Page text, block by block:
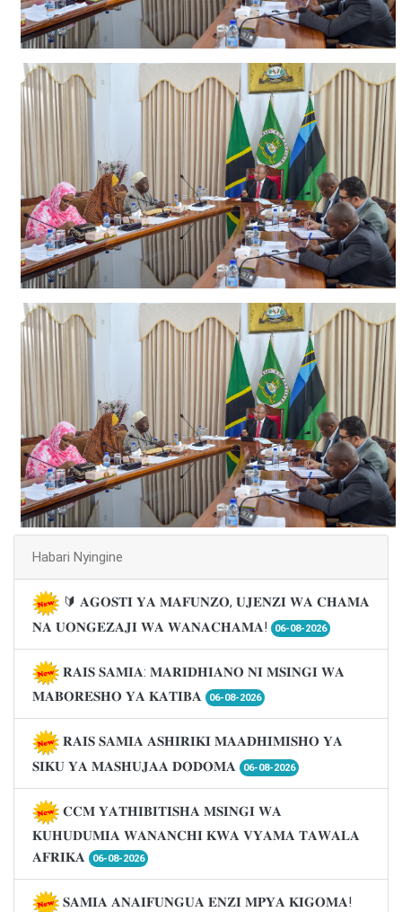
Habari Nyingine
🔰 𝐀𝐆𝐎𝐒𝐓𝐈 𝐘𝐀 𝐌𝐀𝐅𝐔𝐍𝐙𝐎, 𝐔𝐉𝐄𝐍𝐙𝐈 𝐖𝐀 𝐂𝐇𝐀𝐌𝐀
𝐍𝐀 𝐔𝐎𝐍𝐆𝐄𝐙𝐀𝐉𝐈 𝐖𝐀 𝐖𝐀𝐍𝐀𝐂𝐇𝐀𝐌𝐀!
06-08-2026
𝐑𝐀𝐈𝐒 𝐒𝐀𝐌𝐈𝐀: 𝐌𝐀𝐑𝐈𝐃𝐇𝐈𝐀𝐍𝐎 𝐍𝐈 𝐌𝐒𝐈𝐍𝐆𝐈 𝐖𝐀
𝐌𝐀𝐁𝐎𝐑𝐄𝐒𝐇𝐎 𝐘𝐀 𝐊𝐀𝐓𝐈𝐁𝐀
06-08-2026
𝐑𝐀𝐈𝐒 𝐒𝐀𝐌𝐈𝐀 𝐀𝐒𝐇𝐈𝐑𝐈𝐊𝐈 𝐌𝐀𝐀𝐃𝐇𝐈𝐌𝐈𝐒𝐇𝐎 𝐘𝐀
𝐒𝐈𝐊𝐔 𝐘𝐀 𝐌𝐀𝐒𝐇𝐔𝐉𝐀𝐀 𝐃𝐎𝐃𝐎𝐌𝐀
06-08-2026
𝐂𝐂𝐌 𝐘𝐀𝐓𝐇𝐈𝐁𝐈𝐓𝐈𝐒𝐇𝐀 𝐌𝐒𝐈𝐍𝐆𝐈 𝐖𝐀
𝐊𝐔𝐇𝐔𝐃𝐔𝐌𝐈𝐀 𝐖𝐀𝐍𝐀𝐍𝐂𝐇𝐈 𝐊𝐖𝐀 𝐕𝐘𝐀𝐌𝐀 𝐓𝐀𝐖𝐀𝐋𝐀
𝐀𝐅𝐑𝐈𝐊𝐀
06-08-2026
𝐒𝐀𝐌𝐈𝐀 𝐀𝐍𝐀𝐈𝐅𝐔𝐍𝐆𝐔𝐀 𝐄𝐍𝐙𝐈 𝐌𝐏𝐘𝐀 𝐊𝐈𝐆𝐎𝐌𝐀!